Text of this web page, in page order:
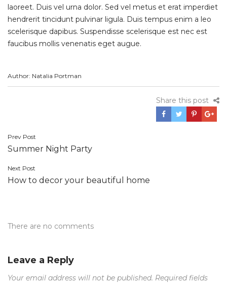
laoreet. Duis vel urna dolor. Sed vel metus et erat imperdiet
hendrerit tincidunt pulvinar ligula. Duis tempus enim a leo
scelerisque dapibus. Suspendisse scelerisque est nec est
faucibus mollis venenatis eget augue.
Author: Natalia Portman
Share this post
Post
navigation
Prev Post
Summer Night Party
Next Post
How to decor your beautiful home
There are no comments
Leave a Reply
Your email address will not be published. Required fields